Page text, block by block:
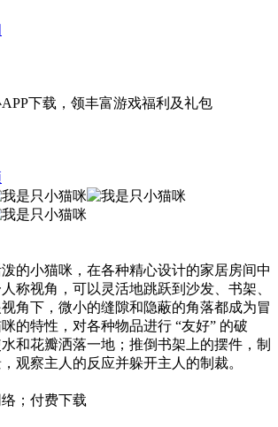
下载 ，领丰富游戏福利 及礼包
的小猫咪，在各种精心设计的家居房间中
称视角，可以灵活地跳跃到沙发、书架、
角下，微小的缝隙和隐蔽的角落都成为冒
的特性，对各种物品进行 “友好” 的破
和花瓣洒落一地；推倒书架上的摆件，制
观察主人的反应并躲开主人的制裁。
；付费下载